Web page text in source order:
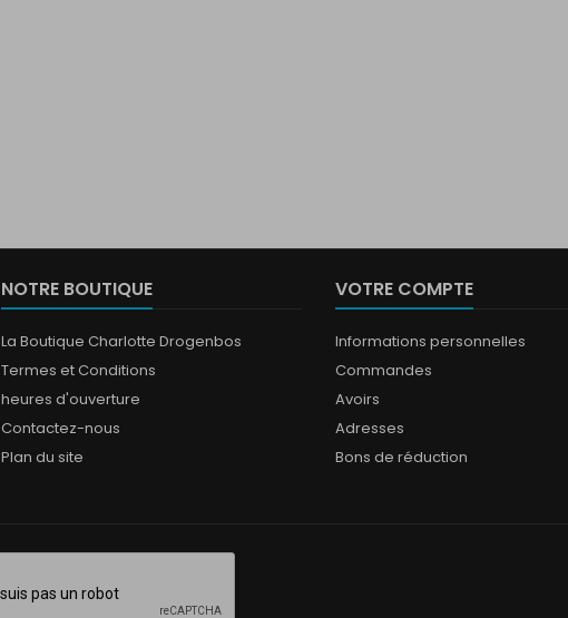
NOTRE BOUTIQUE
La Boutique Charlotte Drogenbos
Termes et Conditions
heures d'ouverture
Contactez-nous
Plan du site
VOTRE COMPTE
Informations personnelles
Commandes
Avoirs
Adresses
Bons de réduction